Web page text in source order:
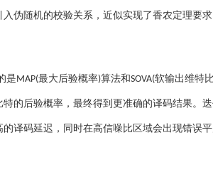
伪随机的校验关系，近似实现了香农定理要求
是MAP(最大后验概率)算法和SOVA(软输出维特比
的后验概率，最终得到更准确的译码结果。
译码延迟，同时在高信噪比区域会出现错误平